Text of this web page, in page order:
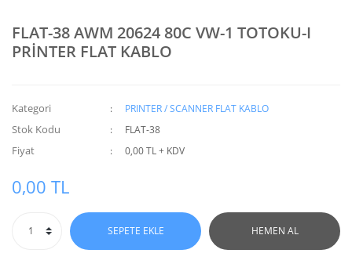
FLAT-38 AWM 20624 80C VW-1 TOTOKU-I
PRİNTER FLAT KABLO
Kategori PRINTER / SCANNER FLAT KABLO
Stok Kodu FLAT-38
Fiyat 0,00 TL + KDV
0,00 TL
SEPETE EKLE HEMEN AL